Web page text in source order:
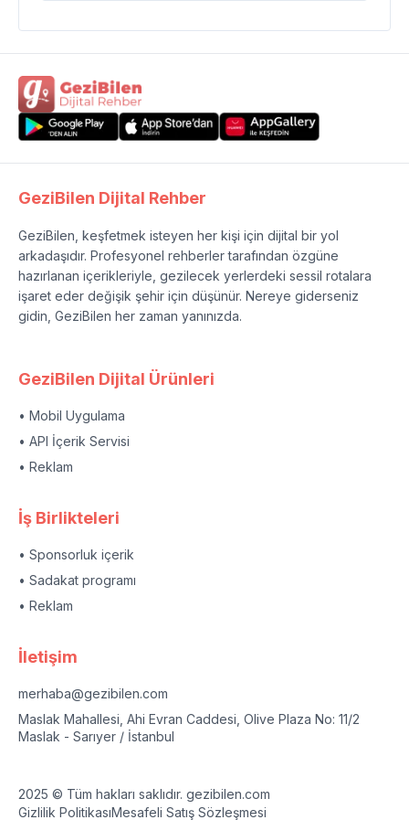
GeziBilen Dijital Rehber
GeziBilen, keşfetmek isteyen her kişi için dijital bir yol
arkadaşıdır. Profesyonel rehberler tarafından özgüne
hazırlanan içerikleriyle, gezilecek yerlerdeki sessil rotalara
işaret eder değişik şehir için düşünür. Nereye giderseniz
gidin, GeziBilen her zaman yanınızda.
GeziBilen Dijital Ürünleri
• Mobil Uygulama
• API İçerik Servisi
• Reklam
İş Birlikteleri
• Sponsorluk içerik
• Sadakat programı
• Reklam
İletişim
merhaba@gezibilen.com
Maslak Mahallesi, Ahi Evran Caddesi, Olive Plaza No: 11/2
Maslak - Sarıyer / İstanbul
2025 © Tüm hakları saklıdır. gezibilen.com
Gizlilik PolitikasıMesafeli Satış Sözleşmesi